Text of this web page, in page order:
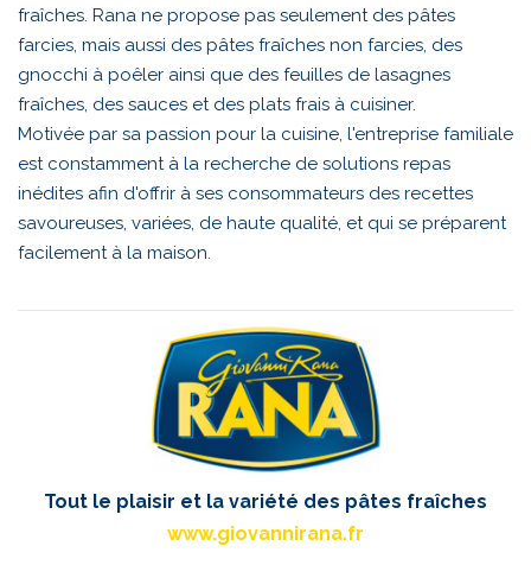
fraîches. Rana ne propose pas seulement des pâtes
farcies, mais aussi des pâtes fraîches non farcies, des
gnocchi à poêler ainsi que des feuilles de lasagnes
fraîches, des sauces et des plats frais à cuisiner.
Motivée par sa passion pour la cuisine, l'entreprise familiale
est constamment à la recherche de solutions repas
inédites afin d'offrir à ses consommateurs des recettes
savoureuses, variées, de haute qualité, et qui se préparent
facilement à la maison.
Tout le plaisir et la variété des pâtes fraîches
www.giovannirana.fr